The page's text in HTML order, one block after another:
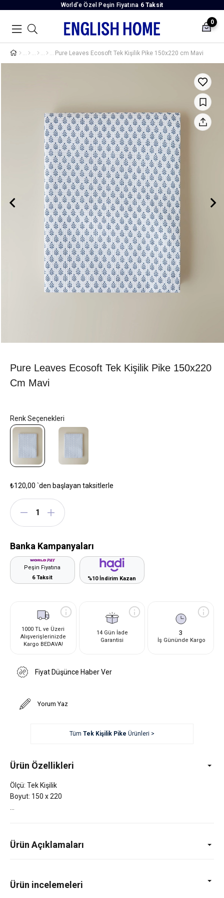
World’e Özel Peşin Fiyatına 6 Taksit
0
Pure Leaves Ecosoft Tek Kişilik Pike 150x220 cm Mavi
Pure Leaves Ecosoft Tek Kişilik Pike 150x220
Cm Mavi
₺120,00 `den başlayan taksitlerle
Banka Kampanyaları
Peşin Fiyatına
6 Taksit
%10 İndirim Kazan
1000 TL ve Üzeri
Alışverişlerinizde
Kargo BEDAVA!
14 Gün İade
Garantisi
3
İş Gününde Kargo
Fiyat Düşünce Haber Ver
Yorum Yaz
Tüm Tek Kişilik Pike Ürünleri >
Ürün Özellikleri
Ölçü: Tek Kişilik
Boyut: 150 x 220
Ürün Açıklamaları